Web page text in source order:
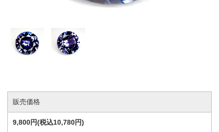
販売価格
9,800円(税込10,780円)